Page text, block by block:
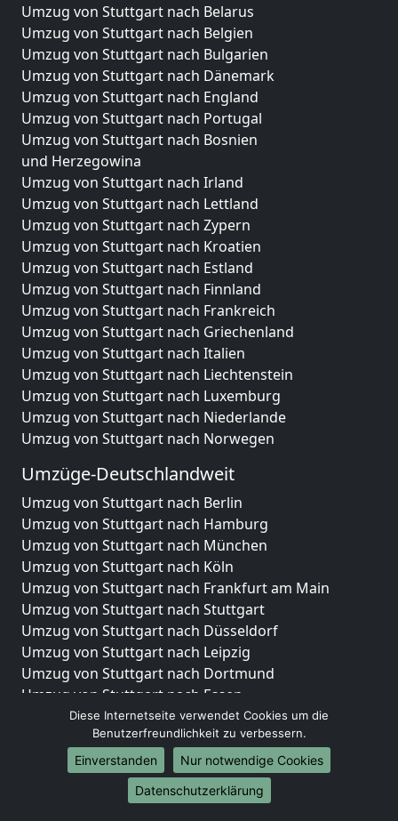
Umzug von Stuttgart nach Belarus
Umzug von Stuttgart nach Belgien
Umzug von Stuttgart nach Bulgarien
Umzug von Stuttgart nach Dänemark
Umzug von Stuttgart nach England
Umzug von Stuttgart nach Portugal
Umzug von Stuttgart nach Bosnien
und Herzegowina
Umzug von Stuttgart nach Irland
Umzug von Stuttgart nach Lettland
Umzug von Stuttgart nach Zypern
Umzug von Stuttgart nach Kroatien
Umzug von Stuttgart nach Estland
Umzug von Stuttgart nach Finnland
Umzug von Stuttgart nach Frankreich
Umzug von Stuttgart nach Griechenland
Umzug von Stuttgart nach Italien
Umzug von Stuttgart nach Liechtenstein
Umzug von Stuttgart nach Luxemburg
Umzug von Stuttgart nach Niederlande
Umzug von Stuttgart nach Norwegen
Umzüge-Deutschlandweit
Umzug von Stuttgart nach Berlin
Umzug von Stuttgart nach Hamburg
Umzug von Stuttgart nach München
Umzug von Stuttgart nach Köln
Umzug von Stuttgart nach Frankfurt am Main
Umzug von Stuttgart nach Stuttgart
Umzug von Stuttgart nach Düsseldorf
Umzug von Stuttgart nach Leipzig
Umzug von Stuttgart nach Dortmund
Umzug von Stuttgart nach Essen
Umzug von Stuttgart nach Bremen
Umzug von Stuttgart nach Dresden
Umzug von Stuttgart nach Hannover
Umzug von Stuttgart nach Nürnberg
Umzug von Stuttgart nach Duisburg
Diese Internetseite verwendet Cookies um die
Benutzerfreundlichkeit zu verbessern.
Einverstanden
Nur notwendige Cookies
Datenschutzerklärung